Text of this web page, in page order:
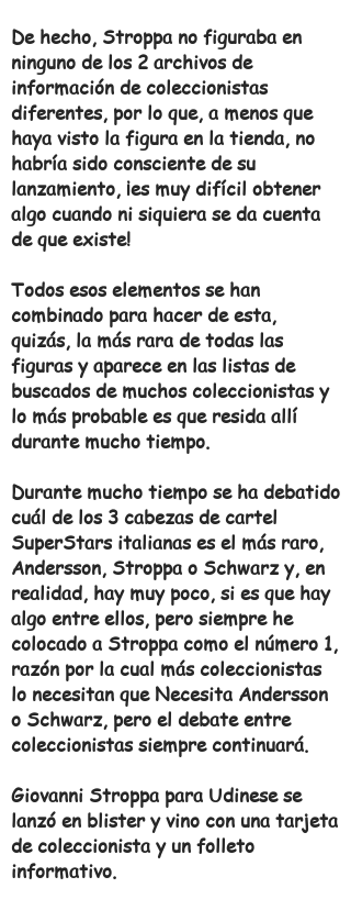
De hecho, Stroppa no figuraba en
ninguno de los 2 archivos de
información de coleccionistas
diferentes, por lo que, a menos que
haya visto la figura en la tienda, no
habría sido consciente de su
lanzamiento, ¡es muy difícil obtener
algo cuando ni siquiera se da cuenta
de que existe!
Todos esos elementos se han
combinado para hacer de esta,
quizás, la más rara de todas las
figuras y aparece en las listas de
buscados de muchos coleccionistas y
lo más probable es que resida allí
durante mucho tiempo.
Durante mucho tiempo se ha debatido
cuál de los 3 cabezas de cartel
SuperStars italianas es el más raro,
Andersson, Stroppa o Schwarz y, en
realidad, hay muy poco, si es que hay
algo entre ellos, pero siempre he
colocado a Stroppa como el número 1,
razón por la cual más coleccionistas
lo necesitan que Necesita Andersson
o Schwarz, pero el debate entre
coleccionistas siempre continuará.
Giovanni Stroppa para Udinese se
lanzó en blister y vino con una tarjeta
de coleccionista y un folleto
informativo.